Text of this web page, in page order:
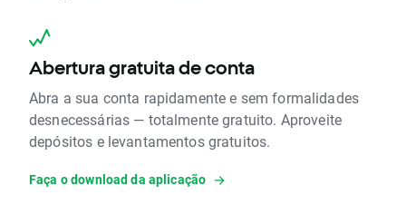
Abertura gratuita de conta
Abra a sua conta rapidamente e sem formalidades
desnecessárias — totalmente gratuito. Aproveite
depósitos e levantamentos gratuitos.
Faça o download da aplicação